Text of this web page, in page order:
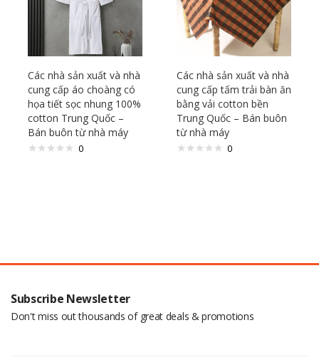
Các nhà sản xuất và nhà
cung cấp áo choàng có
họa tiết sọc nhung 100%
cotton Trung Quốc –
Bán buôn từ nhà máy
0
Các nhà sản xuất và nhà
cung cấp tấm trải bàn ăn
bằng vải cotton bền
Trung Quốc – Bán buôn
từ nhà máy
0
Subscribe Newsletter
Don't miss out thousands of great deals & promotions